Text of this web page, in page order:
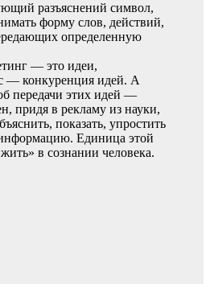
разъяснений символ,
форму слов, действий,
определенную
— это идеи,
— конкуренция идей. А
передачи этих идей —
придя в рекламу из науки,
показать, упростить
Единица этой
в сознании человека.